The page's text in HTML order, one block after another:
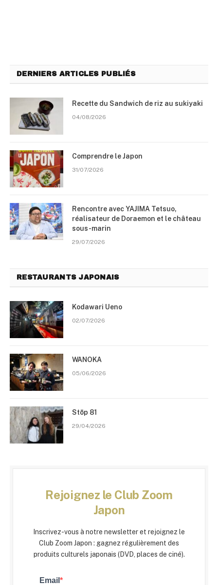
DERNIERS ARTICLES PUBLIÉS
Recette du Sandwich de riz au sukiyaki
04/08/2026
Comprendre le Japon
31/07/2026
Rencontre avec YAJIMA Tetsuo,
réalisateur de Doraemon et le château
sous-marin
29/07/2026
RESTAURANTS JAPONAIS
Kodawari Ueno
02/07/2026
WANOKA
05/06/2026
Stōp 81
29/04/2026
Rejoignez le Club Zoom
Japon
Inscrivez-vous à notre newsletter et rejoignez le
Club Zoom Japon : gagnez régulièrement des
produits culturels japonais (DVD, places de ciné).
Email